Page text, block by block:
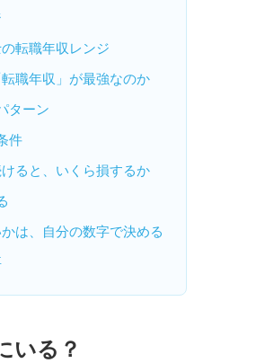
転職年収レンジ
職年収」が最強なのか
ターン
件
ると、いくら損するか
は、自分の数字で決める
いる？